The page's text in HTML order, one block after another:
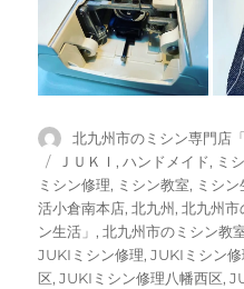
投
稿
者
北九州市のミシン専門店
カ
テ
ゴ
リ
ー
ＪＵＫＩ,ハンドメイド, ミ
ミシン修理, ミシン教室, ミシ
活小倉南本店,北九州,北九州市
ン生活」,北九州市のミシン教
JUKIミシン修理,JUKIミシン
区,JUKIミシン修理八幡西区,